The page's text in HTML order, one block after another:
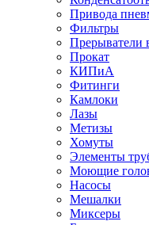
Привода
Фильтры
Прерыватели
Прокат
КИПиА
Фитинги
Камлоки
Лазы
Метизы
Хомуты
Элементы
Моющие
Насосы
Мешалки
Миксеры